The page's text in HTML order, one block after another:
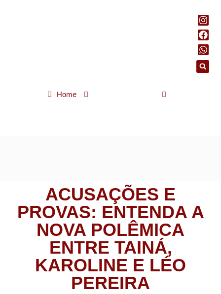
Home
ACUSAÇÕES E
PROVAS: ENTENDA A
NOVA POLÊMICA
ENTRE TAINÁ,
KAROLINE E LÉO
PEREIRA